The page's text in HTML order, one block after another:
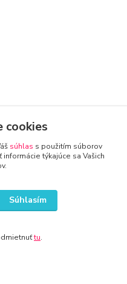
cookies
súhlas s použitím súborov
týkajúce sa Vašich
Súhlasím
tu.